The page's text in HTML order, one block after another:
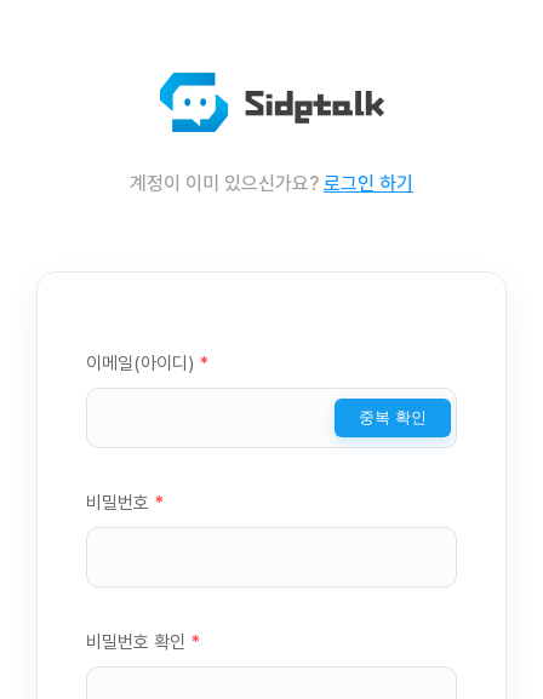
계정이 이미 있으신가요? 로그인 하기
이메일(아이디) *
중복 확인
비밀번호 *
비밀번호 확인 *